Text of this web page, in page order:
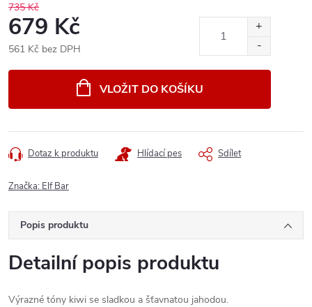
735 Kč
679 Kč
561 Kč bez DPH
VLOŽIT DO KOŠÍKU
Dotaz k produktu Hlídací pes Sdílet
Značka: Elf Bar
Popis produktu
Detailní popis produktu
Výrazné tóny kiwi se sladkou a šťavnatou jahodou.